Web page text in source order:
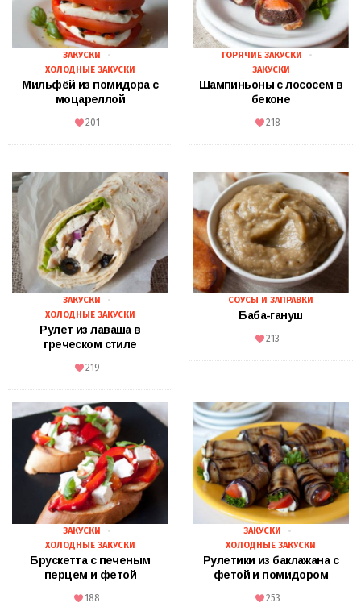
ЗАКУСКИ
ХОЛОДНЫЕ ЗАКУСКИ
Мильфёй из помидора с
моцареллой
201
ГОРЯЧИЕ ЗАКУСКИ
ЗАКУСКИ
Шампиньоны с лососем в
беконе
218
ЗАКУСКИ
ХОЛОДНЫЕ ЗАКУСКИ
Рулет из лаваша в
греческом стиле
219
СОУСЫ И ЗАПРАВКИ
Баба-гануш
213
ЗАКУСКИ
ХОЛОДНЫЕ ЗАКУСКИ
Брускетта с печеным
перцем и фетой
188
ЗАКУСКИ
ХОЛОДНЫЕ ЗАКУСКИ
Рулетики из баклажана с
фетой и помидором
253